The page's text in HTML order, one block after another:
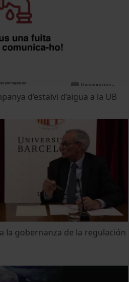
d’estalvi d’aigua a la UB
la gobernanza de la regulación